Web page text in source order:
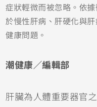
症狀輕微而被忽略。依
於慢性肝病、肝硬化與
健康問題。
潮健康／編輯部
肝臟為人體重要器官